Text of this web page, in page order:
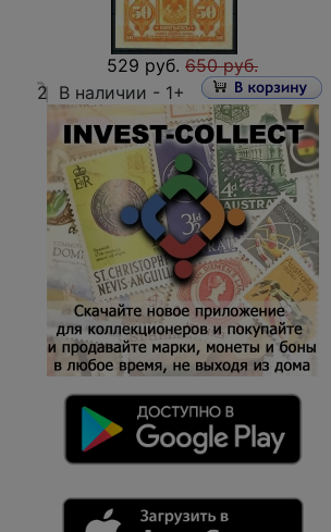
529 руб. 650 руб.
2 В наличии - 1+
Отправить запрос ?